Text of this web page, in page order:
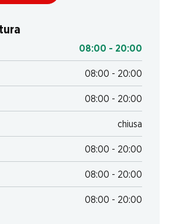
08:00 - 20:00
08:00 - 20:00
08:00 - 20:00
chiusa
08:00 - 20:00
08:00 - 20:00
08:00 - 20:00